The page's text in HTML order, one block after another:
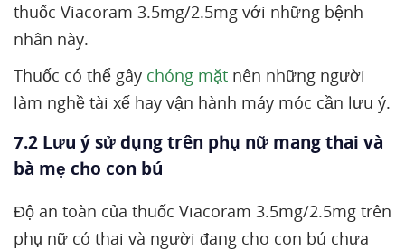
thuốc Viacoram 3.5mg/2.5mg với những bệnh
nhân này.
Thuốc có thể gây chóng mặt nên những người
làm nghề tài xế hay vận hành máy móc cần lưu ý.
7.2 Lưu ý sử dụng trên phụ nữ mang thai và
bà mẹ cho con bú
Độ an toàn của thuốc Viacoram 3.5mg/2.5mg trên
phụ nữ có thai và người đang cho con bú chưa